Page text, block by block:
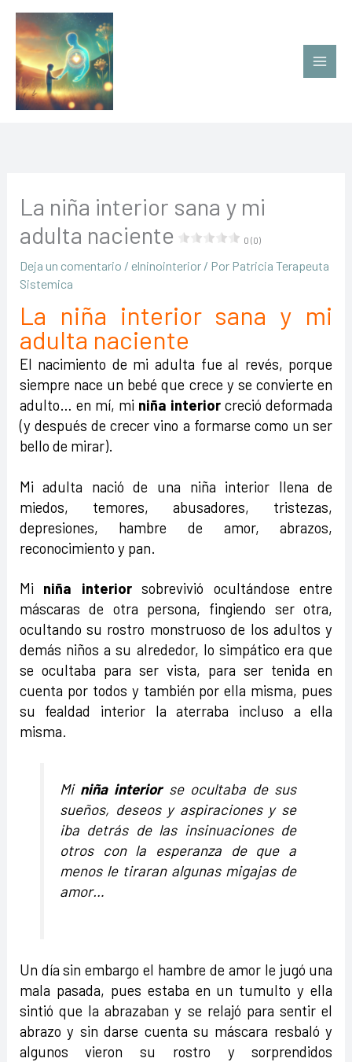
contenido
La niña interior sana y mi
adulta naciente
0 (0)
Deja un comentario / elninointerior/ Por Patricia Terapeuta
Sistemica
La niña interior sana y mi
adulta naciente
El nacimiento de mi adulta fue al revés, porque
siempre nace un bebé que crece y se convierte en
adulto… en mí, mi niña interior creció deformada
(y después de crecer vino a formarse como un ser
bello de mirar).
Mi adulta nació de una niña interior llena de
miedos, temores, abusadores, tristezas,
depresiones, hambre de amor, abrazos,
reconocimiento y pan.
Mi niña interiorsobrevivió ocultándose entre
máscaras de otra persona, fingiendo ser otra,
ocultando su rostro monstruoso de los adultos y
demás niños a su alrededor, lo simpático era que
se ocultaba para ser vista, para ser tenida en
cuenta por todos y también por ella misma, pues
su fealdad interior la aterraba incluso a ella
misma.
Mi niña interiorse ocultaba de sus
sueños, deseos y aspiraciones y se
iba detrás de las insinuaciones de
otros con la esperanza de que a
menos le tiraran algunas migajas de
amor…
Un día sin embargo el hambre de amor le jugó una
mala pasada, pues estaba en un tumulto y ella
sintió que la abrazaban y se relajó para sentir el
abrazo y sin darse cuenta su máscara resbaló y
algunos vieron su rostro y sorprendidos